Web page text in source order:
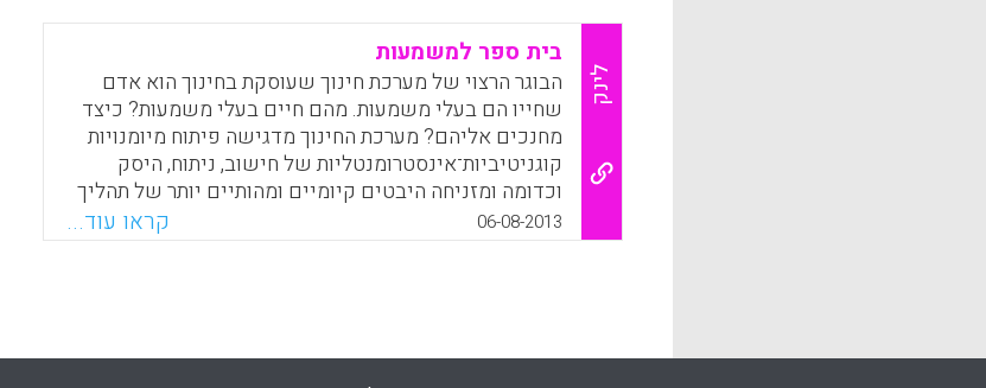
WhatsApp
Facebook
Email
X
לינק
בית ספר למשמעות
הבוגר הרצוי של מערכת חינוך שעוסקת בחינוך הוא אדם
שחייו הם בעלי משמעות. מהם חיים בעלי משמעות? כיצד
מחנכים אליהם? מערכת החינוך מדגישה פיתוח מיומנויות
קוגניטיביות־אינסטרומנטליות של חישוב, ניתוח, היסק
וכדומה ומזניחה היבטים קיומיים ומהותיים יותר של תהליך
הלמידה כגון מודעות עצמית, התבוננות פנימית ותובנה (Hart
2003). הדגש הזה מותיר את ההתייחסות לשאלות הנוגעות
מקדם פיתוח והתחייבות למטרה מעוררת השראה ("למה אני
06-08-2013 קראו עוד...